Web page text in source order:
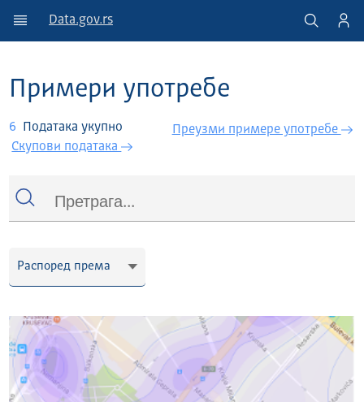
Data.gov.rs
Примери употребе
6
Података укупно
Скупови података
Преузми примере употребе